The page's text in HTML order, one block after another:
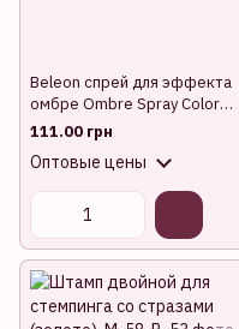
Beleon спрей для эффекта
омбре Ombre Spray Color
№04, 10гр
111.00 грн
Оптовые цены